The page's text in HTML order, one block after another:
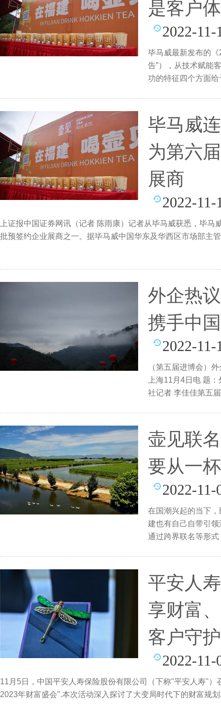
是客户
2022-11-
毕马威最新发布的
告”），从技术赋能
功的特征四个方面
毕马威
为第六
展商
2022-11-
上证报中国证券网讯（记者 陈雨康）记者从毕马威获悉，毕
批预签约企业展商之一。据毕马威中国华东及华西区市场部主
外企热
携手中
2022-11-
（第五届进博会）
上海11月4日电 题
社记者 李佳佳第五
壶见联
要从一
2022-11-
在国潮兴起的当下
建也有自己自带引
通过跨界联名等形
平安人
享财富
客户守
2022-11-
11月5日，中国平安人寿保险股份有限公司（下称"平安人寿"
2023年财富盛会".本次活动深入探讨了大变局时代下的财富规